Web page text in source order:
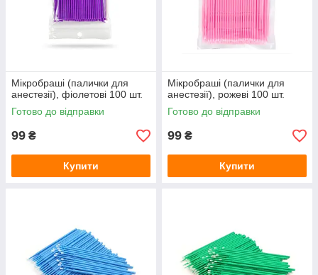
Мікробраші (палички для
анестезії), фіолетові 100 шт.
Готово до відправки
99 ₴
Купити
Мікробраші (палички для
анестезії), рожеві 100 шт.
Готово до відправки
99 ₴
Купити